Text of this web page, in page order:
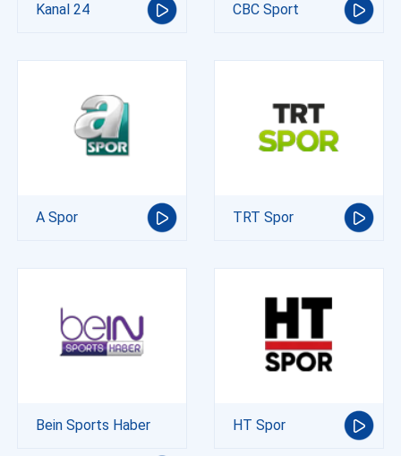
Kanal 24 CBC Sport
A Spor TRT Spor
Bein Sports Haber HT Spor